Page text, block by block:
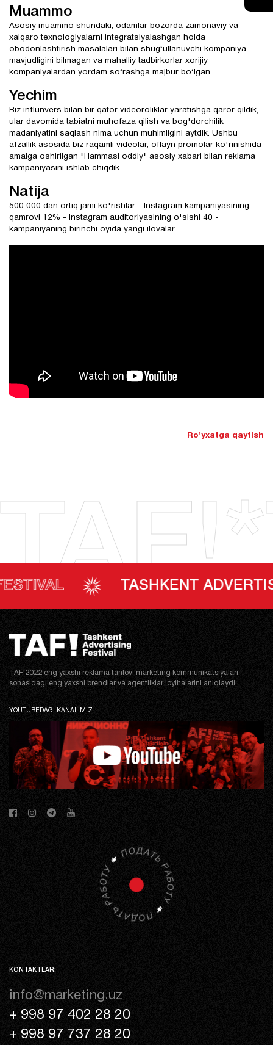
Muammo
Asosiy muammo shundaki, odamlar bozorda zamonaviy va
xalqaro texnologiyalarni integratsiyalashgan holda
obodonlashtirish masalalari bilan shug‘ullanuvchi kompaniya
mavjudligini bilmagan va mahalliy tadbirkorlar xorijiy
kompaniyalardan yordam so‘rashga majbur bo‘lgan.
Yechim
Biz influnvers bilan bir qator videoroliklar yaratishga qaror qildik,
ular davomida tabiatni muhofaza qilish va bog'dorchilik
madaniyatini saqlash nima uchun muhimligini aytdik. Ushbu
afzallik asosida biz raqamli videolar, oflayn promolar ko'rinishida
amalga oshirilgan "Hammasi oddiy" asosiy xabari bilan reklama
kampaniyasini ishlab chiqdik.
Natija
500 000 dan ortiq jami ko'rishlar - Instagram kampaniyasining
qamrovi 12% - Instagram auditoriyasining o'sishi 40 -
kampaniyaning birinchi oyida yangi ilovalar
Ro'yxatga qaytish
TASHKENT ADVERTISING
TAF!2022 eng yaxshi reklama tanlovi marketing kommunikatsiyalari
sohasidagi eng yaxshi brendlar va agentliklar loyihalarini aniqlaydi.
YOUTUBEDAGI KANALIMIZ
KONTAKTLAR:
info@marketing.uz
+ 998 97 402 28 20
+ 998 97 737 28 20